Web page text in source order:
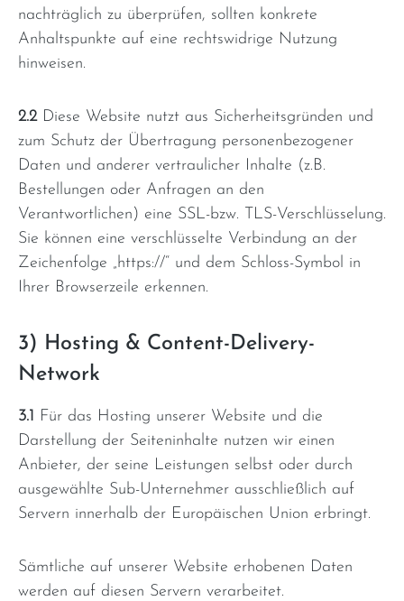
nachträglich zu überprüfen, sollten konkrete
Anhaltspunkte auf eine rechtswidrige Nutzung
hinweisen.
2.2Diese Website nutzt aus Sicherheitsgründen und
zum Schutz der Übertragung personenbezogener
Daten und anderer vertraulicher Inhalte (z.B.
Bestellungen oder Anfragen an den
Verantwortlichen) eine SSL-bzw. TLS-Verschlüsselung.
Sie können eine verschlüsselte Verbindung an der
Zeichenfolge „https://“ und dem Schloss-Symbol in
Ihrer Browserzeile erkennen.
3) Hosting & Content-Delivery-
Network
3.1
Für das Hosting unserer Website und die
Darstellung der Seiteninhalte nutzen wir einen
Anbieter, der seine Leistungen selbst oder durch
ausgewählte Sub-Unternehmer ausschließlich auf
Servern innerhalb der Europäischen Union erbringt.
Sämtliche auf unserer Website erhobenen Daten
werden auf diesen Servern verarbeitet.